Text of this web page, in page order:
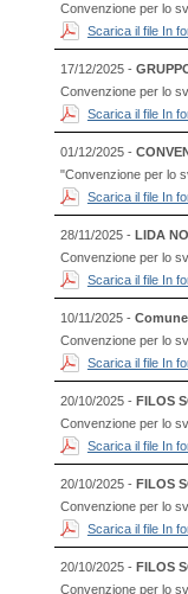
Convenzione per lo
Scarica il file In
17/12/2025 -
Convenzione per lo
Scarica il file In
01/12/2025 -
"Convenzione per lo
Scarica il file In
28/11/2025 - LIDA
Convenzione per lo
Scarica il file In
10/11/2025 -
Convenzione per lo
Scarica il file In
20/10/2025 - FILOS
Convenzione per lo
Scarica il file In
20/10/2025 - FILOS
Convenzione per lo
Scarica il file In
20/10/2025 - FILOS
Convenzione per lo